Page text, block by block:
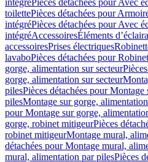
intégréPièces détachées pour Avec
toilettePièces détachées pour
intégréPièces détachées pour Avec
intégréAccessoiresÉléments
accessoiresPrises électriques
lavaboPièces détachées pour
gorge, alimentation sur secteur
gorge, alimentation sur secteur
pilesPièces détachées pour
pilesMontage sur gorge,
pour Montage sur gorge,
gorge, robinet mitigeurPièces
robinet mitigeurMontage mural,
détachées pour Montage mural,
mural, alimentation par pilesPièces